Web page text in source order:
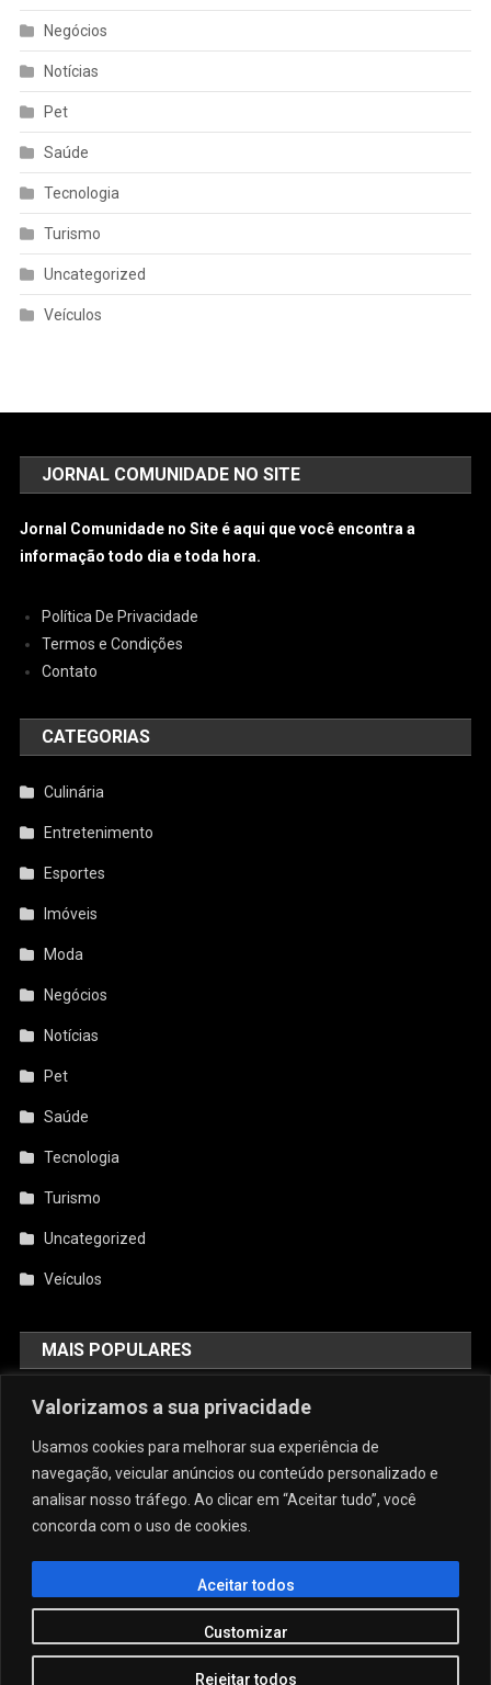
Valorizamos a sua privacidade
Usamos cookies para melhorar sua experiência de
navegação, veicular anúncios ou conteúdo personalizado e
analisar nosso tráfego. Ao clicar em “Aceitar tudo”, você
concorda com o uso de cookies.
Customizar
Rejeitar todos
Aceitar todos
Negócios
Notícias
Pet
Saúde
Tecnologia
Turismo
Uncategorized
Veículos
JORNAL COMUNIDADE NO SITE
Jornal Comunidade no Site é aqui que você encontra a
informação todo dia e toda hora.
Política De Privacidade
Termos e Condições
Contato
CATEGORIAS
Culinária
Entretenimento
Esportes
Imóveis
Moda
Negócios
Notícias
Pet
Saúde
Tecnologia
Turismo
Uncategorized
Veículos
MAIS POPULARES
AquiCupom: O Melhor Site De
Conforto E Sofisticação: O Charme
Para As Estações Frias
julho 29, 2026 admin